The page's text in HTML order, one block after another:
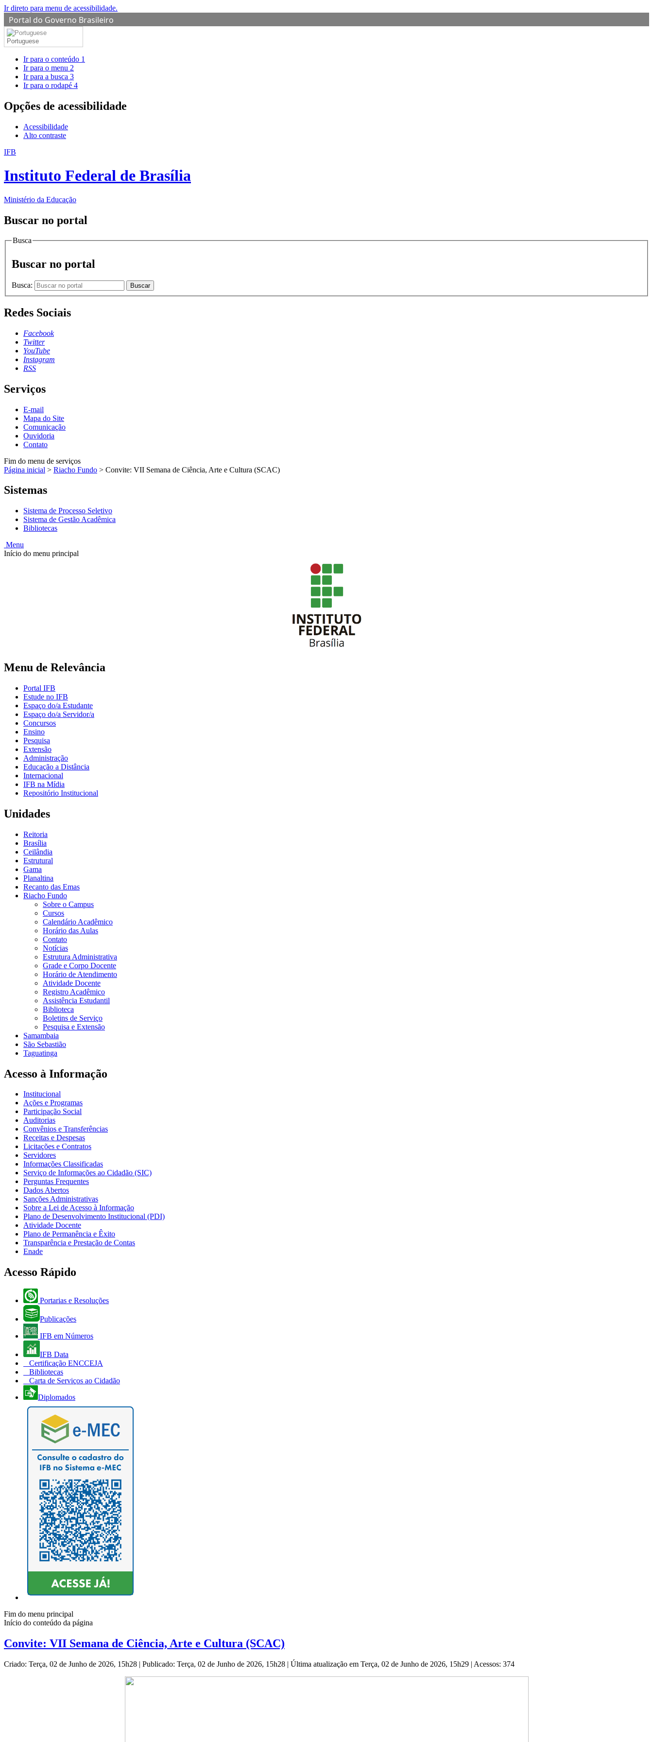
Ir direto para menu de acessibilidade.
Portal do Governo Brasileiro
Portuguese
Ir para o conteúdo 1
Ir para o menu 2
Ir para a busca 3
Ir para o rodapé 4
Opções de acessibilidade
Acessibilidade
Alto contraste
IFB
Instituto Federal de Brasília
Ministério da Educação
Buscar no portal
Busca
Buscar no portal
Busca: Buscar
Redes Sociais
Facebook
Twitter
YouTube
Instagram
RSS
Serviços
E-mail
Mapa do Site
Comunicação
Ouvidoria
Contato
Fim do menu de serviços
Página inicial > Riacho Fundo > Convite: VII Semana de Ciência, Arte e Cultura (SCAC)
Sistemas
Sistema de Processo Seletivo
Sistema de Gestão Acadêmica
Bibliotecas
Menu
Início do menu principal
Menu de Relevância
Portal IFB
Estude no IFB
Espaço do/a Estudante
Espaço do/a Servidor/a
Concursos
Ensino
Pesquisa
Extensão
Administração
Educação a Distância
Internacional
IFB na Mídia
Repositório Institucional
Unidades
Reitoria
Brasília
Ceilândia
Estrutural
Gama
Planaltina
Recanto das Emas
Riacho Fundo
Sobre o Campus
Cursos
Calendário Acadêmico
Horário das Aulas
Contato
Notícias
Estrutura Administrativa
Grade e Corpo Docente
Horário de Atendimento
Atividade Docente
Registro Acadêmico
Assistência Estudantil
Biblioteca
Boletins de Serviço
Pesquisa e Extensão
Samambaia
São Sebastião
Taguatinga
Acesso à Informação
Institucional
Ações e Programas
Participação Social
Auditorias
Convênios e Transferências
Receitas e Despesas
Licitações e Contratos
Servidores
Informações Classificadas
Serviço de Informações ao Cidadão (SIC)
Perguntas Frequentes
Dados Abertos
Sanções Administrativas
Sobre a Lei de Acesso à Informação
Plano de Desenvolvimento Institucional (PDI)
Atividade Docente
Plano de Permanência e Êxito
Transparência e Prestação de Contas
Enade
Acesso Rápido
Portarias e Resoluções
Publicações
IFB em Números
IFB Data
Certificação ENCCEJA
Bibliotecas
Carta de Serviços ao Cidadão
Diplomados
Fim do menu principal
Início do conteúdo da página
Convite: VII Semana de Ciência, Arte e Cultura (SCAC)
Criado: Terça, 02 de Junho de 2026, 15h28 | Publicado: Terça, 02 de Junho de 2026, 15h28 | Última atualização em Terça, 02 de Junho de 2026, 15h29 | Acessos: 374